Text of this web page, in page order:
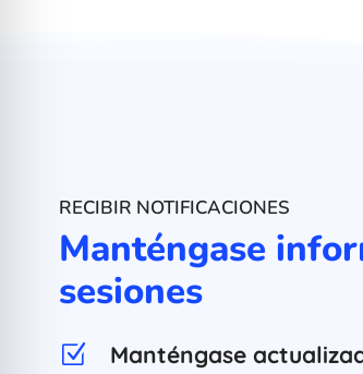
RECIBIR NOTIFICACIONES
Manténgase
sesiones
Z
Manténgase